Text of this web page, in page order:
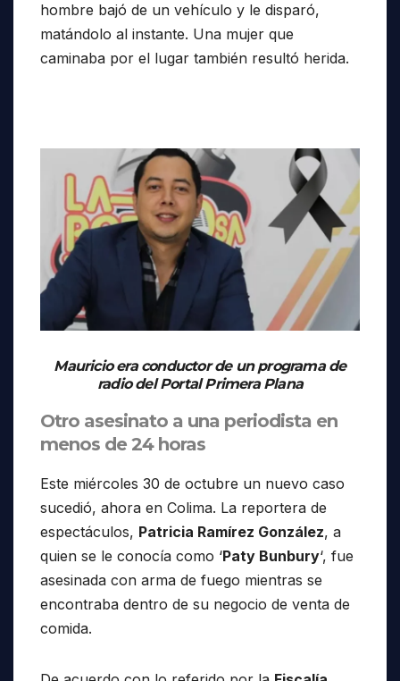
hombre bajó de un vehículo y le disparó,
matándolo al instante. Una mujer que
caminaba por el lugar también resultó herida.
Mauricio era conductor de un programa de
radio del Portal Primera Plana
Otro asesinato a una periodista en
menos de 24 horas
Este miércoles 30 de octubre un nuevo caso
sucedió, ahora en Colima. La reportera de
espectáculos, Patricia Ramírez González, a
quien se le conocía como ‘Paty Bunbury‘, fue
asesinada con arma de fuego mientras se
encontraba dentro de su negocio de venta de
comida.